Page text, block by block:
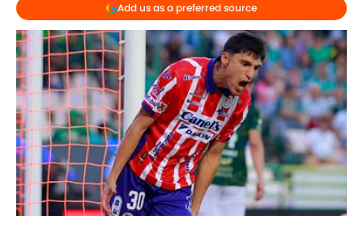
Add us as a preferred source